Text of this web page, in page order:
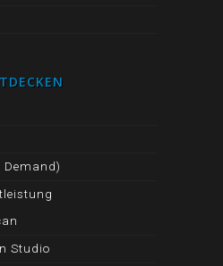
Demand)
Studio